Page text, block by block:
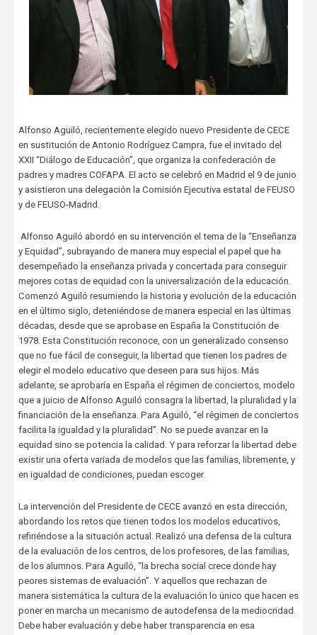
Alfonso Aguiló, recientemente elegido nuevo Presidente de CECE
en sustitución de Antonio Rodríguez Campra, fue el invitado del
XXII “Diálogo de Educación”, que organiza la confederación de
padres y madres COFAPA. El acto se celebró en Madrid el 9 de junio
y asistieron una delegación la Comisión Ejecutiva estatal de FEUSO
y de FEUSO-Madrid.
Alfonso Aguiló abordó en su intervención el tema de la “Enseñanza
y Equidad”, subrayando de manera muy especial el papel que ha
desempeñado la enseñanza privada y concertada para conseguir
mejores cotas de equidad con la universalización de la educación.
Comenzó Aguiló resumiendo la historia y evolución de la educación
en el último siglo, deteniéndose de manera especial en las últimas
décadas, desde que se aprobase en España la Constitución de
1978. Esta Constitución reconoce, con un generalizado consenso
que no fue fácil de conseguir, la libertad que tienen los padres de
elegir el modelo educativo que deseen para sus hijos. Más
adelante, se aprobaría en España el régimen de conciertos, modelo
que a juicio de Alfonso Aguiló consagra la libertad, la pluralidad y la
financiación de la enseñanza. Para Aguiló, “el régimen de conciertos
facilita la igualdad y la pluralidad”. No se puede avanzar en la
equidad sino se potencia la calidad. Y para reforzar la libertad debe
existir una oferta variada de modelos que las familias, libremente, y
en igualdad de condiciones, puedan escoger.
La intervención del Presidente de CECE avanzó en esta dirección,
abordando los retos que tienen todos los modelos educativos,
refiriéndose a la situación actual. Realizó una defensa de la cultura
de la evaluación de los centros, de los profesores, de las familias,
de los alumnos. Para Aguiló, “la brecha social crece donde hay
peores sistemas de evaluación”. Y aquellos que rechazan de
manera sistemática la cultura de la evaluación lo único que hacen es
poner en marcha un mecanismo de autodefensa de la mediocridad.
Debe haber evaluación y debe haber transparencia en esa